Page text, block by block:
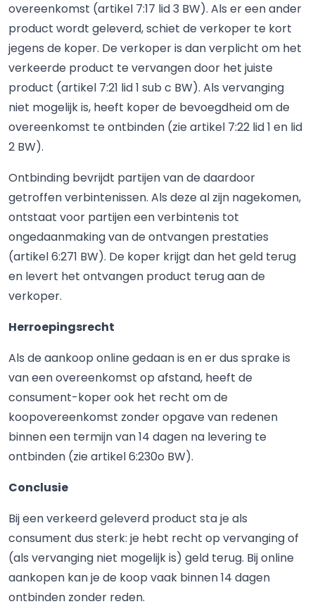
overeenkomst (artikel 7:17 lid 3 BW). Als er een ander
product wordt geleverd, schiet de verkoper te kort
jegens de koper. De verkoper is dan verplicht om het
verkeerde product te vervangen door het juiste
product (artikel 7:21 lid 1 sub c BW). Als vervanging
niet mogelijk is, heeft koper de bevoegdheid om de
overeenkomst te ontbinden (zie artikel 7:22 lid 1 en lid
2 BW).
Ontbinding bevrijdt partijen van de daardoor
getroffen verbintenissen. Als deze al zijn nagekomen,
ontstaat voor partijen een verbintenis tot
ongedaanmaking van de ontvangen prestaties
(artikel 6:271 BW). De koper krijgt dan het geld terug
en levert het ontvangen product terug aan de
verkoper.
Herroepingsrecht
Als de aankoop online gedaan is en er dus sprake is
van een overeenkomst op afstand, heeft de
consument-koper ook het recht om de
koopovereenkomst zonder opgave van redenen
binnen een termijn van 14 dagen na levering te
ontbinden (zie artikel 6:230o BW).
Conclusie
Bij een verkeerd geleverd product sta je als
consument dus sterk: je hebt recht op vervanging of
(als vervanging niet mogelijk is) geld terug. Bij online
aankopen kan je de koop vaak binnen 14 dagen
ontbinden zonder reden.